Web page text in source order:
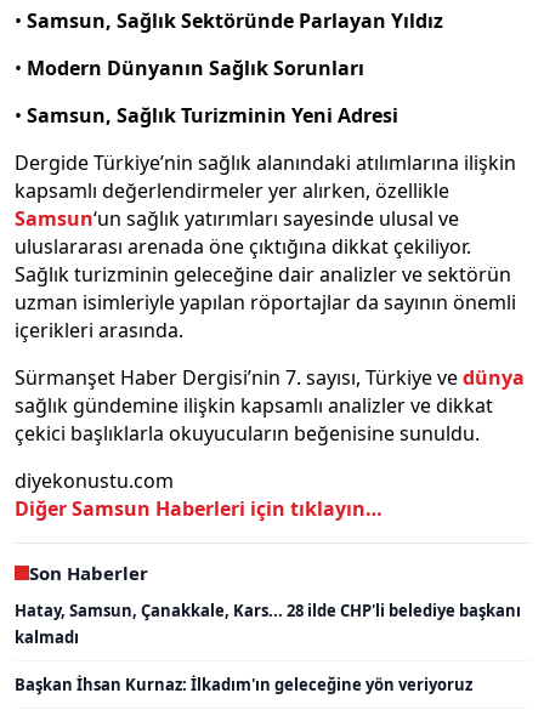
• Samsun, Sağlık Sektöründe Parlayan Yıldız
• Modern Dünyanın Sağlık Sorunları
• Samsun, Sağlık Turizminin Yeni Adresi
Dergide Türkiye’nin sağlık alanındaki atılımlarına ilişkin
kapsamlı değerlendirmeler yer alırken, özellikle
Samsun‘un sağlık yatırımları sayesinde ulusal ve
uluslararası arenada öne çıktığına dikkat çekiliyor.
Sağlık turizminin geleceğine dair analizler ve sektörün
uzman isimleriyle yapılan röportajlar da sayının önemli
içerikleri arasında.
Sürmanşet Haber Dergisi’nin 7. sayısı, Türkiye vedünya
sağlık gündemine ilişkin kapsamlı analizler ve dikkat
çekici başlıklarla okuyucuların beğenisine sunuldu.
diyekonustu.com
Diğer Samsun Haberleri için tıklayın…
Son Haberler
Hatay, Samsun, Çanakkale, Kars... 28 ilde CHP'li belediye başkanı
kalmadı
Başkan İhsan Kurnaz: İlkadım'ın geleceğine yön veriyoruz